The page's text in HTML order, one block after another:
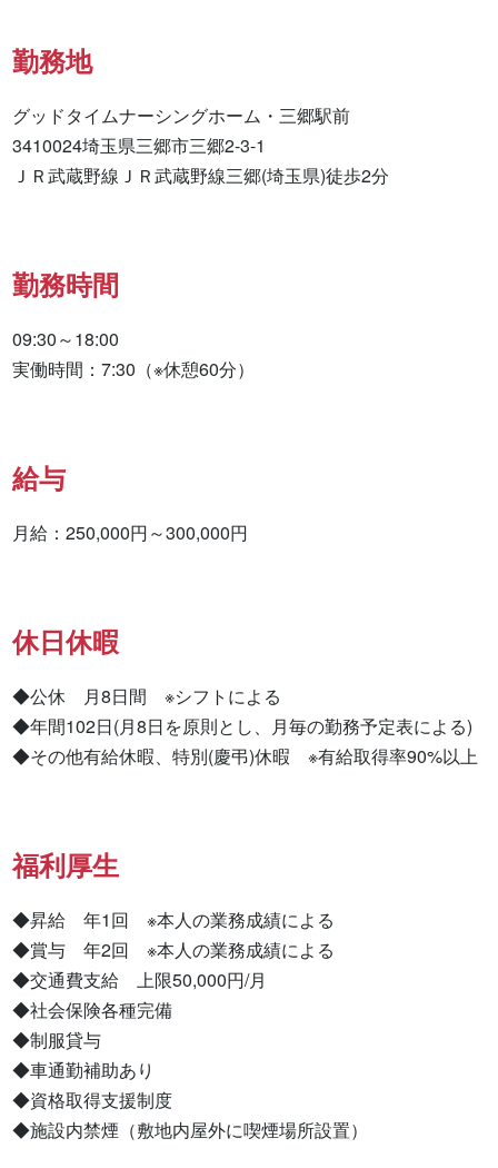
勤務地
グッドタイムナーシングホーム・三郷駅前
3410024埼玉県三郷市三郷2-3-1
ＪＲ武蔵野線ＪＲ武蔵野線三郷(埼玉県)徒歩2分
勤務時間
09:30～18:00
実働時間：7:30（※休憩60分）
給与
月給：250,000円～300,000円
休日休暇
◆公休　月8日間　※シフトによる
◆年間102日(月8日を原則とし、月毎の勤務予定表による)
◆その他有給休暇、特別(慶弔)休暇　※有給取得率90%以上
福利厚生
◆昇給　年1回　※本人の業務成績による
◆賞与　年2回　※本人の業務成績による
◆交通費支給　上限50,000円/月
◆社会保険各種完備
◆制服貸与
◆車通勤補助あり
◆資格取得支援制度
◆施設内禁煙（敷地内屋外に喫煙場所設置）